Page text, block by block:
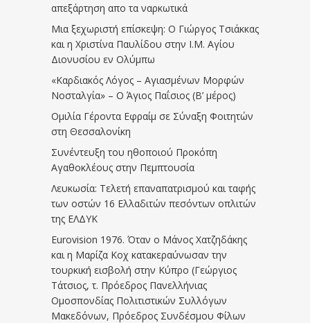
απεξάρτηση απο τα ναρκωτικά
Μια ξεχωριστή επίσκεψη: Ο Γιώργος Τσιάκκας
και η Χριστίνα Παυλίδου στην Ι.Μ. Αγίου
Διονυσίου εν Ολύμπω
«Καρδιακός Λόγος – Αγιασμένων Μορφών
Νοσταλγία» – Ο Άγιος Παΐσιος (Β’ μέρος)
Ομιλία Γέροντα Εφραίμ σε Σύναξη Φοιτητών
στη Θεσσαλονίκη
Συνέντευξη του ηθοποιού Προκόπη
Αγαθοκλέους στην Πεμπτουσία
Λευκωσία: Τελετή επαναπατρισμού και ταφής
των οστών 16 Ελλαδιτών πεσόντων οπλιτών
της ΕΛΔΥΚ
Eurovision 1976. Όταν ο Μάνος Χατζηδάκης
και η Μαρίζα Κοχ κατακεραύνωσαν την
τουρκική εισβολή στην Κύπρο (Γεώργιος
Τάτσιος, τ. Πρόεδρος Πανελλήνιας
Ομοσπονδίας Πολιτιστικών Συλλόγων
Μακεδόνων, Πρόεδρος Συνδέσμου Φίλων